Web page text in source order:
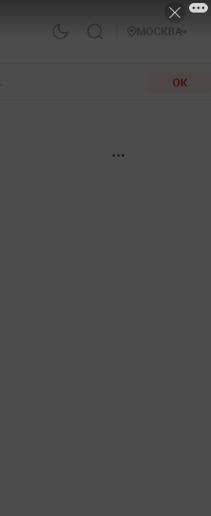
МОСКВА
ОК